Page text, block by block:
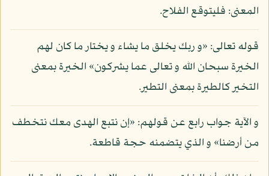
المعنى: فليتوقع الفلاح.
قوله تعالى: «و ربك يخلق ما يشاء و يختار ما كان لهم
الخيرة سبحان الله و تعالى عما يشركون» الخيرة بمعنى
التخير كالطيرة بمعنى التطير.
و الآية جواب رابع عن قولهم: «إن نتبع الهدى معك نتخطف
من أرضنا» و الذي يتضمنه حجة قاطعة.